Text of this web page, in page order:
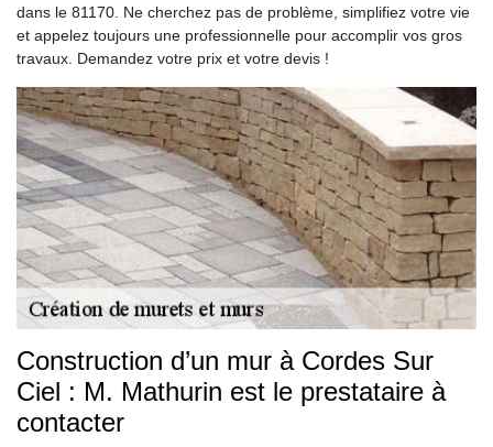
dans le 81170. Ne cherchez pas de problème, simplifiez votre vie
et appelez toujours une professionnelle pour accomplir vos gros
travaux. Demandez votre prix et votre devis !
Construction d’un mur à Cordes Sur
Ciel : M. Mathurin est le prestataire à
contacter